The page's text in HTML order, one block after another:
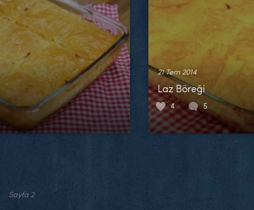
21 Tem 2014
Laz Böreği
4 5
Sayfa 2